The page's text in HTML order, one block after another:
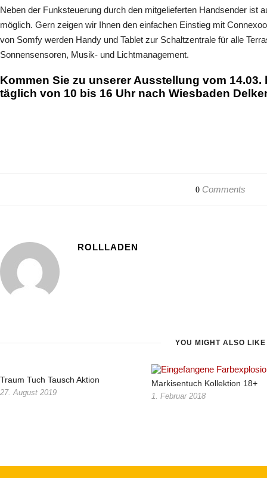
Neben der Funksteuerung durch den mitgelieferten Handsender ist
möglich. Gern zeigen wir Ihnen den einfachen Einstieg mit
von Somfy werden Handy und Tablet zur Schaltzentrale für alle
Sonnensensoren, Musik- und Lichtmanagement.
Kommen Sie zu unserer Ausstellung vom 14.03.
täglich von 10 bis 16 Uhr nach Wiesbaden
0 Comments
ROLLLADEN
YOU MIGHT ALSO LIKE
Traum Tuch Tausch Aktion
27. August 2019
Markisentuch Kollektion 18+
1. Februar 2018